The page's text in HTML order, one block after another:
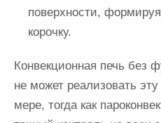
поверхности,
корочку.
Конвекционная печь без
не может реализовать
мере, тогда как